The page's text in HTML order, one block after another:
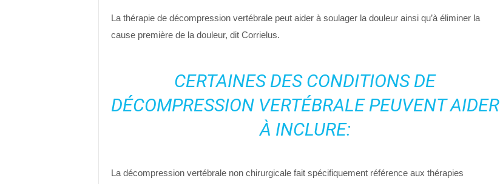
La thérapie de décompression vertébrale peut aider à soulager la douleur ainsi qu’à éliminer la
cause première de la douleur, dit Corrielus.
CERTAINES DES CONDITIONS DE
DÉCOMPRESSION VERTÉBRALE PEUVENT AIDER
À INCLURE:
La décompression vertébrale non chirurgicale fait spécifiquement référence aux thérapies